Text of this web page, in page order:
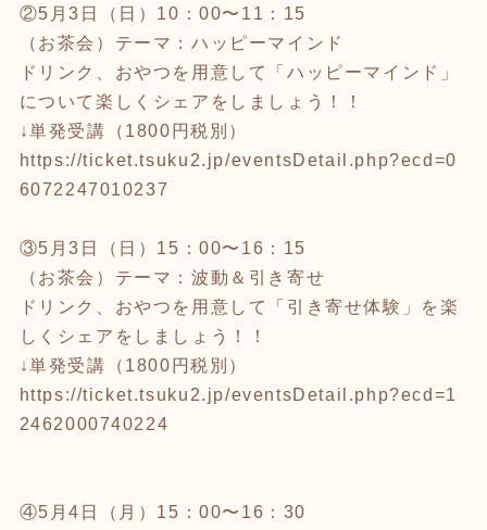
②5月3日（日）10：00〜11：15
（お茶会）テーマ：ハッピーマインド
ドリンク、おやつを用意して「ハッピーマインド」
について楽しくシェアをしましょう！！
↓単発受講（1800円税別）
https://ticket.tsuku2.jp/eventsDetail.php?ecd=0
6072247010237
③5月3日（日）15：00〜16：15
（お茶会）テーマ：波動＆引き寄せ
ドリンク、おやつを用意して「引き寄せ体験」を楽
しくシェアをしましょう！！
↓単発受講（1800円税別）
https://ticket.tsuku2.jp/eventsDetail.php?ecd=1
2462000740224
④5月4日（月）15：00〜16：30